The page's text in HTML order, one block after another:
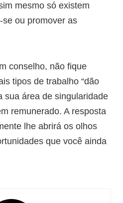
mesmo só existem
ou promover as
conselho, não fique
tipos de trabalho “dão
sua área de singularidade
remunerado. A resposta
lhe abrirá os olhos
que você ainda